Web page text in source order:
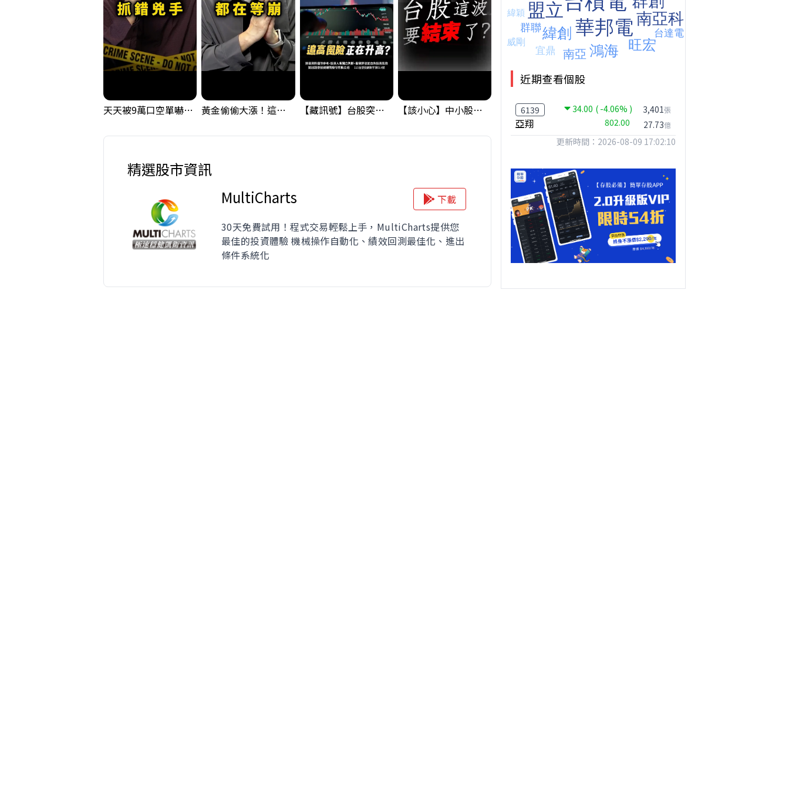
天天被9萬口空單嚇，其實你盯錯地方了｜Mr.Jimmy高志銘 #台股 #外資期貨 #融資 黃金偷偷大漲！這才是決定台股生死的「真風向球」！｜Mr.Jimmy高志銘 #黃金 #美元指數 #聯準會 【藏訊號】台股突破季線，週一我提醒了這個關鍵訊號 【該小心】中小股派對結束 ? 關鍵訊號都指向... 台股狂飆1200點，但還有兩關沒過｜Mr.Jimmy高志銘 #台股 #期貨 #加權指數
精選股市資訊
MultiCharts
下載
30天免費試用！程式交易輕鬆上手，MultiCharts提供您
最佳的投資體驗 機械操作自動化、績效回測最佳化、進出
條件系統化
近期查看個股
6139 34.00 ( -4.06% )
亞翔 802.00
3,401張
27.73億
更新時間：2026-08-09 17:02:10